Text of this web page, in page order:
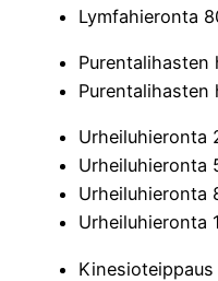
Lymfahieronta
Purentalihasten
Urheiluhieronta
Urheiluhieronta
Urheiluhieronta
Urheiluhieronta